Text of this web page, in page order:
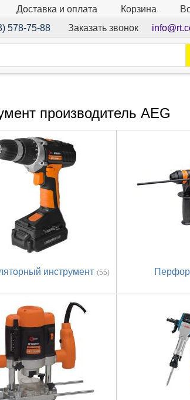
Доставка и оплата Корзина
578-75-88 Заказать звонок
производитель AEG
инструмент (55)